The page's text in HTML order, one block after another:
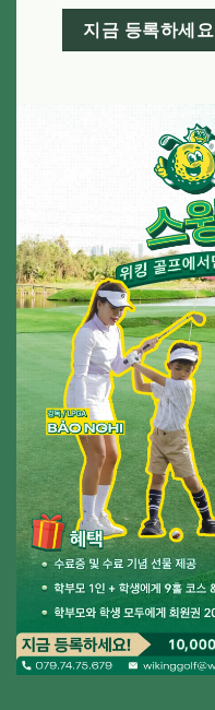
지금 등록하세요